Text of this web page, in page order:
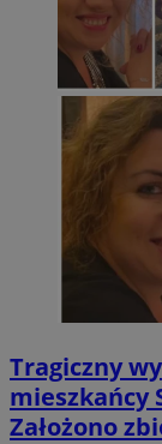
Tragiczny
mieszkańcy
Założono